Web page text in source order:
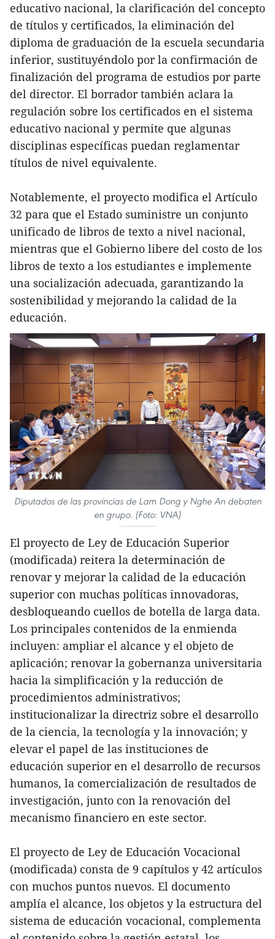
educativo nacional, la clarificación del concepto
de títulos y certificados, la eliminación del
diploma de graduación de la escuela secundaria
inferior, sustituyéndolo por la confirmación de
finalización del programa de estudios por parte
del director. El borrador también aclara la
regulación sobre los certificados en el sistema
educativo nacional y permite que algunas
disciplinas específicas puedan reglamentar
títulos de nivel equivalente.
Notablemente, el proyecto modifica el Artículo
32 para que el Estado suministre un conjunto
unificado de libros de texto a nivel nacional,
mientras que el Gobierno libere del costo de los
libros de texto a los estudiantes e implemente
una socialización adecuada, garantizando la
sostenibilidad y mejorando la calidad de la
educación.
Diputados de las provincias de Lam Dong y Nghe An debaten
en grupo. (Foto: VNA)
El proyecto de Ley de Educación Superior
(modificada) reitera la determinación de
renovar y mejorar la calidad de la educación
superior con muchas políticas innovadoras,
desbloqueando cuellos de botella de larga data.
Los principales contenidos de la enmienda
incluyen: ampliar el alcance y el objeto de
aplicación; renovar la gobernanza universitaria
hacia la simplificación y la reducción de
procedimientos administrativos;
institucionalizar la directriz sobre el desarrollo
de la ciencia, la tecnología y la innovación; y
elevar el papel de las instituciones de
educación superior en el desarrollo de recursos
humanos, la comercialización de resultados de
investigación, junto con la renovación del
mecanismo financiero en este sector.
El proyecto de Ley de Educación Vocacional
(modificada) consta de 9 capítulos y 42 artículos
con muchos puntos nuevos. El documento
amplía el alcance, los objetos y la estructura del
sistema de educación vocacional, complementa